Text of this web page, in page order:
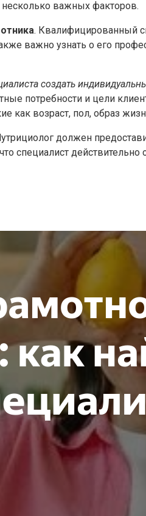
несколько важных факторов.
. Квалифицированный
важно узнать о его
создать
потребности и цели
как возраст, пол, образ
должен
специалист